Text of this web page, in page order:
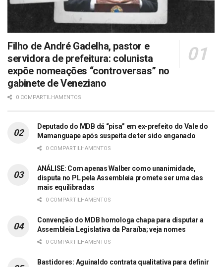
Filho de André Gadelha, pastor e
servidora de prefeitura: colunista
expõe nomeações “controversas” no
gabinete de Veneziano
0 COMPARTILHAMENTOS
Deputado do MDB dá “pisa” em ex-prefeito do Vale do
Mamanguape após suspeita de ter sido enganado
0 COMPARTILHAMENTOS
ANÁLISE: Com apenas Walber como unanimidade,
disputa no PL pela Assembleia promete ser uma das
mais equilibradas
0 COMPARTILHAMENTOS
Convenção do MDB homologa chapa para disputar a
Assembleia Legislativa da Paraíba; veja nomes
0 COMPARTILHAMENTOS
Bastidores: Aguinaldo contrata qualitativa para definir